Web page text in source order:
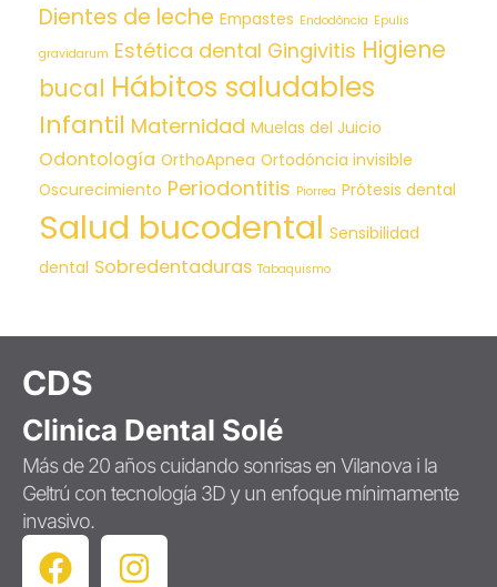
Dientes de leche Empastes Endodóncia Epulis
gravidarum Estética dental Gingivitis Higiene
bucal Hábitos saludables
Infantil Maternidad Muelas del Juicio
Odontología OrthoApnea Ortodóncia invisible
Oscurecimiento Periodontitis Piorrea Prótesis dental
Salud bucodental Sensibilidad
dental Sobredentaduras Tabaquismo
CDS
Clinica Dental Solé
Más de 20 años cuidando sonrisas en Vilanova i la
Geltrú con tecnología 3D y un enfoque mínimamente
invasivo.